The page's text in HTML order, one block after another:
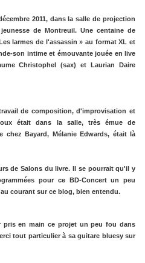
2011, dans la salle de projection
de Montreuil. Une centaine de
larmes de l'assassin » au format XL et
son intime et émouvante jouée en live
Christophel (sax) et Laurian Daire
de composition, d'improvisation et
était dans la salle, très émue de
chez Bayard, Mélanie Edwards, était là
de Salons du livre. Il se pourrait qu'il y
pour ce BD-Concert un peu
courant sur ce blog, bien entendu.
pris en main ce projet un peu fou dans
tout particulier à sa guitare bluesy sur